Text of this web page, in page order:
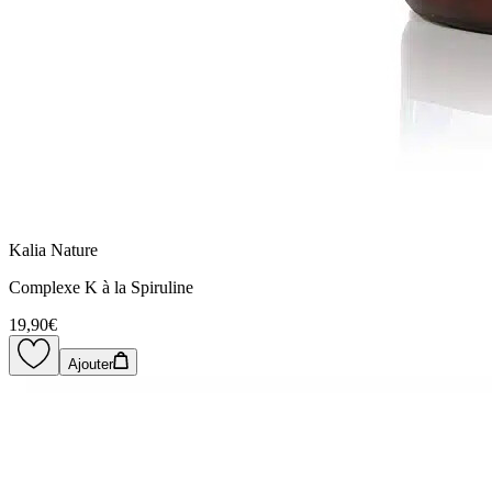
Kalia Nature
Complexe K à la Spiruline
19,90€
Ajouter